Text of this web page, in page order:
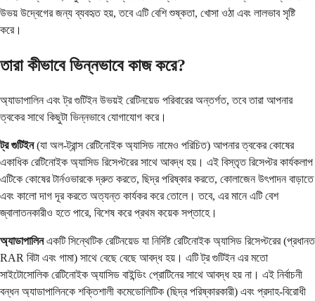
উভয় উদ্বেগের জন্য ব্যবহৃত হয়, তবে এটি বেশি শুষ্কতা, খোসা ওঠা এবং লালভাব সৃষ্টি
করে।
তারা কীভাবে ভিন্নভাবে কাজ করে?
অ্যাডাপালিন এবং ট্র গুটিইন উভয়ই রেটিনয়েড পরিবারের অন্তর্গত, তবে তারা আপনার
ত্বকের সাথে কিছুটা ভিন্নভাবে যোগাযোগ করে।
ট্র গুটিইন(যা অল-ট্রান্স রেটিনোইক অ্যাসিড নামেও পরিচিত) আপনার ত্বকের কোষের
একাধিক রেটিনোইক অ্যাসিড রিসেপ্টরের সাথে আবদ্ধ হয়। এই বিস্তৃত রিসেপ্টর কার্যকলাপ
এটিকে কোষের টার্নওভারকে দ্রুত করতে, ছিদ্র পরিষ্কার করতে, কোলাজেন উৎপাদন বাড়াতে
এবং কালো দাগ দূর করতে অত্যন্ত কার্যকর করে তোলে। তবে, এর মানে এটি বেশ
জ্বালাতনকারীও হতে পারে, বিশেষ করে প্রথম কয়েক সপ্তাহে।
অ্যাডাপালিনএকটি সিন্থেটিক রেটিনয়েড যা নির্দিষ্ট রেটিনোইক অ্যাসিড রিসেপ্টরের (প্রধানত
RAR বিটা এবং গামা) সাথে বেছে বেছে আবদ্ধ হয়। এটি ট্র গুটিইন এর মতো
সাইটোসোলিক রেটিনোইক অ্যাসিড বাইন্ডিং প্রোটিনের সাথে আবদ্ধ হয় না। এই নির্বাচনী
বন্ধন অ্যাডাপালিনকে শক্তিশালী কমেডোলিটিক (ছিদ্র পরিষ্কারকারী) এবং প্রদাহ-বিরোধী